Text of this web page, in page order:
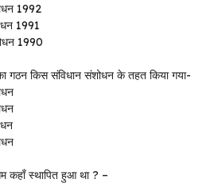
1992
1991
1990
गठन किस संविधान संशोधन के तहत किया गया-
कहाँ स्थापित हुआ था ? –